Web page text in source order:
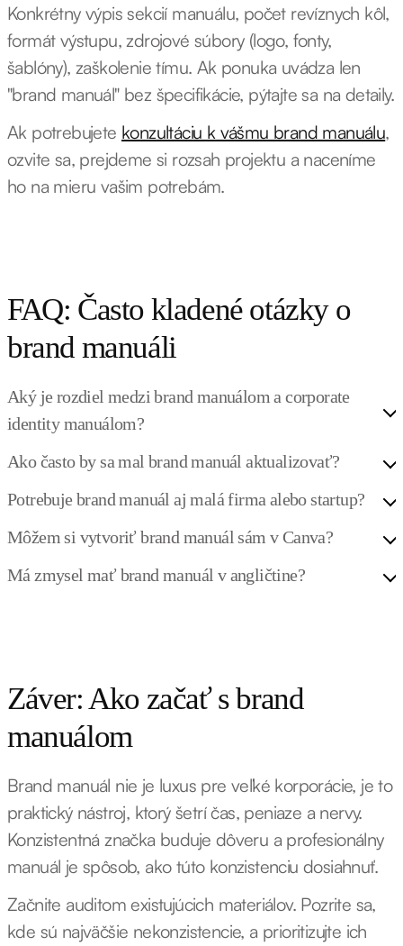
Konkrétny výpis sekcií manuálu, počet revíznych kôl,
formát výstupu, zdrojové súbory (logo, fonty,
šablóny), zaškolenie tímu. Ak ponuka uvádza len
"brand manuál" bez špecifikácie, pýtajte sa na detaily.
Ak potrebujete konzultáciu k vášmu brand manuálu,
ozvite sa, prejdeme si rozsah projektu a naceníme
ho na mieru vašim potrebám.
FAQ: Často kladené otázky o
brand manuáli
Aký je rozdiel medzi brand manuálom a corporate
identity manuálom?
Ako často by sa mal brand manuál aktualizovať?
Potrebuje brand manuál aj malá firma alebo startup?
Môžem si vytvoriť brand manuál sám v Canva?
Má zmysel mať brand manuál v angličtine?
Záver: Ako začať s brand
manuálom
Brand manuál nie je luxus pre veľké korporácie, je to
praktický nástroj, ktorý šetrí čas, peniaze a nervy.
Konzistentná značka buduje dôveru a profesionálny
manuál je spôsob, ako túto konzistenciu dosiahnuť.
Začnite auditom existujúcich materiálov. Pozrite sa,
kde sú najväčšie nekonzistencie, a prioritizujte ich